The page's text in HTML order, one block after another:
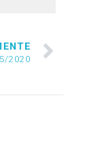
2020